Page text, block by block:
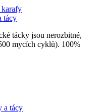
tácy
tácky jsou nerozbitné,
mycích cyklů). 100%